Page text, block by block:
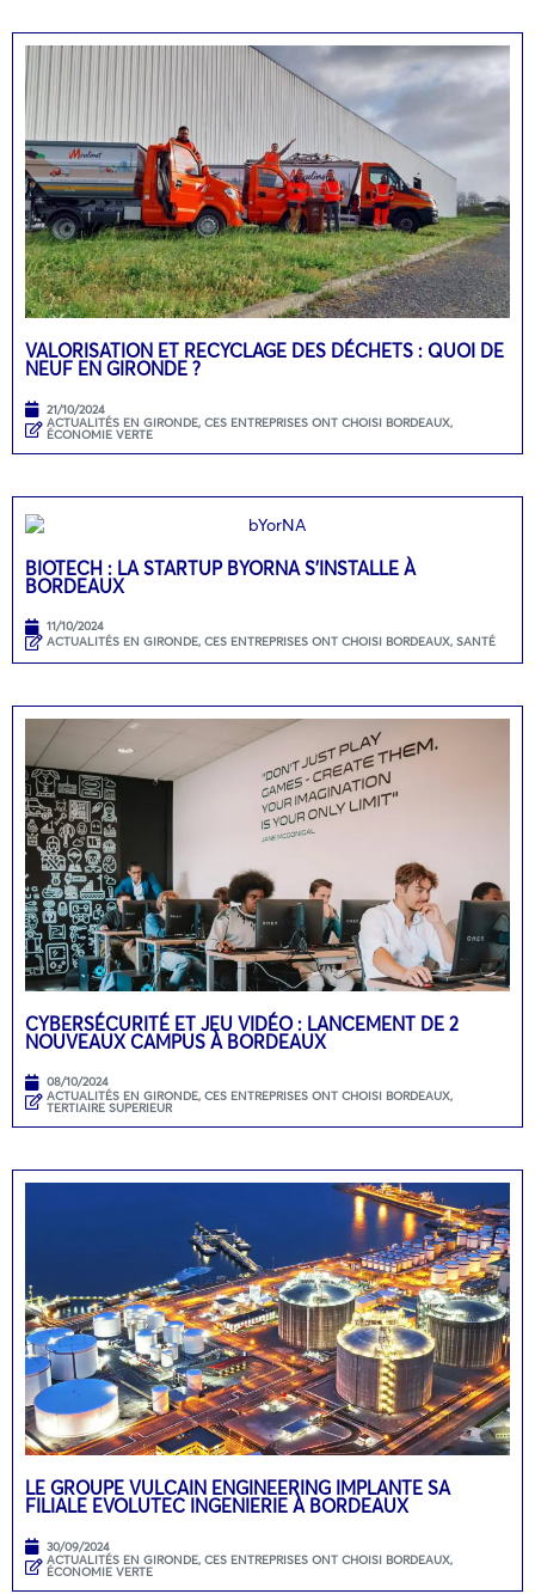
VALORISATION ET RECYCLAGE DES DÉCHETS : QUOI DE
NEUF EN GIRONDE ?
21/10/2024
ACTUALITÉS EN GIRONDE, CES ENTREPRISES ONT CHOISI BORDEAUX,
ÉCONOMIE VERTE
BIOTECH : LA STARTUP BYORNA S’INSTALLE À
BORDEAUX
11/10/2024
ACTUALITÉS EN GIRONDE, CES ENTREPRISES ONT CHOISI BORDEAUX, SANTÉ
CYBERSÉCURITÉ ET JEU VIDÉO : LANCEMENT DE 2
NOUVEAUX CAMPUS À BORDEAUX
08/10/2024
ACTUALITÉS EN GIRONDE, CES ENTREPRISES ONT CHOISI BORDEAUX,
TERTIAIRE SUPERIEUR
LE GROUPE VULCAIN ENGINEERING IMPLANTE SA
FILIALE EVOLUTEC INGENIERIE À BORDEAUX
30/09/2024
ACTUALITÉS EN GIRONDE, CES ENTREPRISES ONT CHOISI BORDEAUX,
ÉCONOMIE VERTE